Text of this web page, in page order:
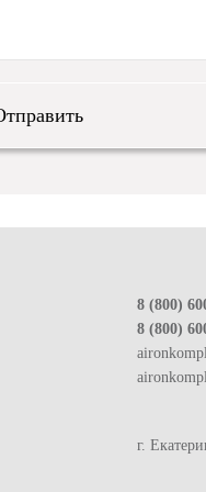
8 (800)
8 (800)
г.